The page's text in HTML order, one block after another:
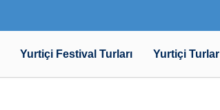
Yurtiçi Festival Turları Yurtiçi Turlar